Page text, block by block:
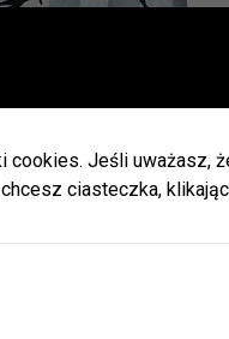
NA FAKTACH. PRAWDA
JEST ZDOLNY DO
wyjątkowo bestialski
wakacji biblioteki
do naszych
z zaplanowanymi
znajdziecie
W HERBACH
cookies. Jeśli uważasz,
ciasteczka,